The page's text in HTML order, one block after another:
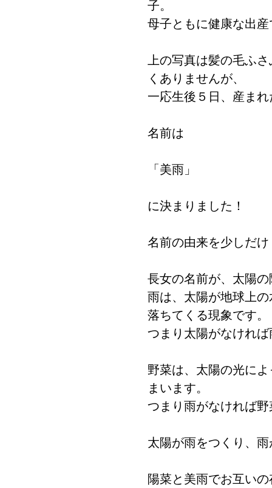
子。
母子ともに健康な出産
上の写真は髪の毛ふ
くありませんが、
一応生後５日、産ま
名前は
「美雨」
に決まりました！
名前の由来を少しだけ
長女の名前が、太陽
雨は、太陽が地球上
落ちてくる現象です。
つまり太陽がなければ
野菜は、太陽の光に
まいます。
つまり雨がなければ野
太陽が雨をつくり、
陽菜と美雨でお互い